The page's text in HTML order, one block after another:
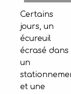
Certains
jours, un
écureuil
écrasé dans
un
et une